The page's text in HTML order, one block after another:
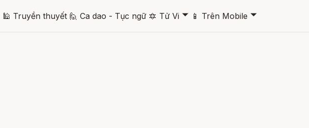
🕌 Truyền thuyết 🙋 Ca dao - Tục ngữ 🔯 Tử Vi 🞃 📱 Trên Mobile 🞃